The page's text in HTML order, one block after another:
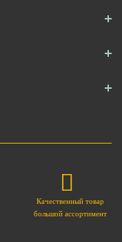
Качественный товар
большой ассортимент